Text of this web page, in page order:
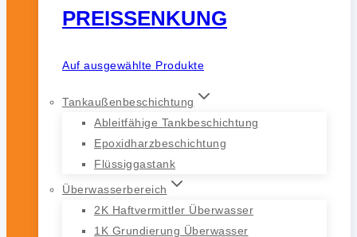
PREISSENKUNG
Auf ausgewählte Produkte
Tankaußenbeschichtung
Ableitfähige Tankbeschichtung
Epoxidharzbeschichtung
Flüssiggastank
Überwasserbereich
2K Haftvermittler Überwasser
1K Grundierung Überwasser